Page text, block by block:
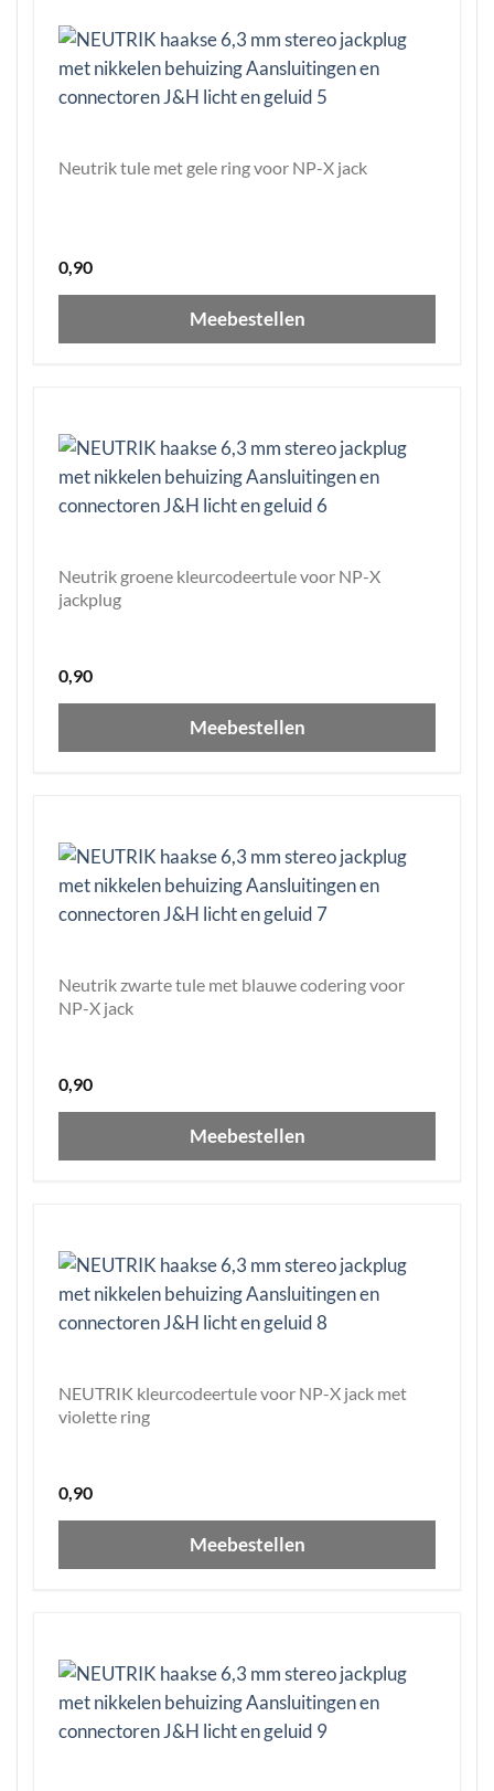
Neutrik tule met gele ring voor NP-X jack
0,90
Meebestellen
Neutrik groene kleurcodeertule voor NP-X
jackplug
0,90
Meebestellen
Neutrik zwarte tule met blauwe codering voor
NP-X jack
0,90
Meebestellen
NEUTRIK kleurcodeertule voor NP-X jack met
violette ring
0,90
Meebestellen